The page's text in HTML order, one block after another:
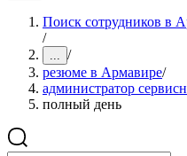
Поиск сотрудников в
/
... /
резюме в Армавире/
администратор
полный день